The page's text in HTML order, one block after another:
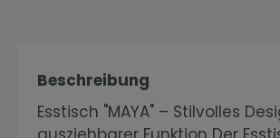
Beschreibung
Esstisch "MAYA" – Stilvolles